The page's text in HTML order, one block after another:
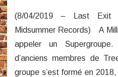
(8/04/2019 – Last Exit
Midsummer Records) A
appeler un
d’anciens membres de
groupe s’est formé en